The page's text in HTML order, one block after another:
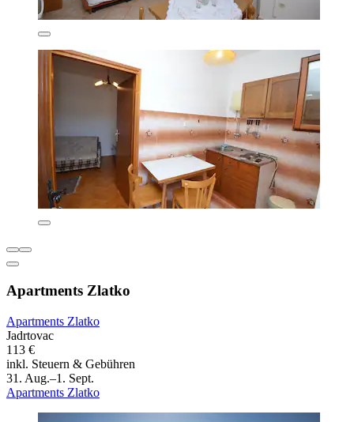
Apartments Zlatko
Apartments Zlatko
Jadrtovac
113 €
inkl. Steuern & Gebühren
31. Aug.–1. Sept.
Apartments Zlatko